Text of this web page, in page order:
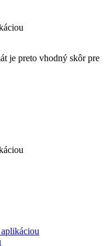
je preto vhodný skôr pre